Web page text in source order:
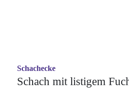
Schachecke
Schach mit listigem